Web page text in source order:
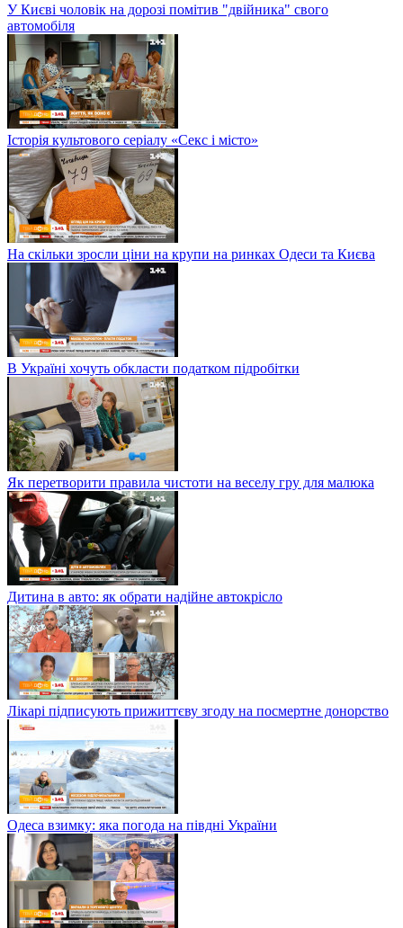
У Києві чоловік на дорозі помітив "двійника" свого
автомобіля
Історія культового серіалу «Секс і місто»
На скільки зросли ціни на крупи на ринках Одеси та Києва
В Україні хочуть обкласти податком підробітки
Як перетворити правила чистоти на веселу гру для малюка
Дитина в авто: як обрати надійне автокрісло
Лікарі підписують прижиттєву згоду на посмертне донорство
Одеса взимку: яка погода на півдні України